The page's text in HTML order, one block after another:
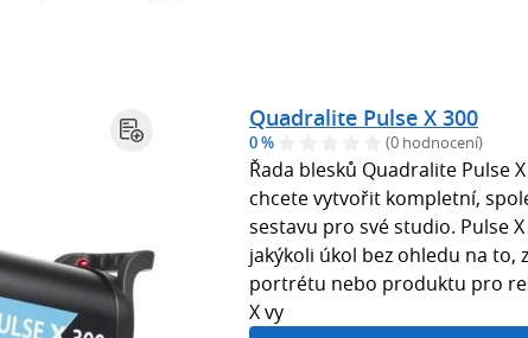
Quadralite Pulse X 300
0 % (0 hodnocení)
Řada blesků Quadralite Pulse
chcete vytvořit kompletní,
sestavu pro své studio. Pulse
jakýkoli úkol bez ohledu na to,
portrétu nebo produktu pro
X vy